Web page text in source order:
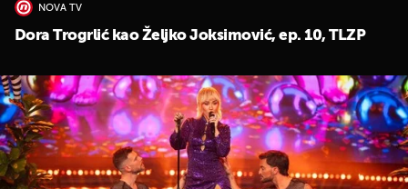
NOVA TV
Dora Trogrlić kao Željko Joksimović, ep. 10, TLZP